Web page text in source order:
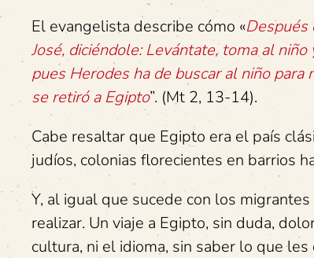
El evangelista describe cómo «Después
José, diciéndole: Levántate, toma al
pues Herodes ha de buscar al niño para
se retiró a Egipto”. (Mt 2, 13-14).
Cabe resaltar que Egipto era el país
judíos, colonias florecientes en barrios
Y, al igual que sucede con los
realizar. Un viaje a Egipto, sin duda,
cultura, ni el idioma, sin saber lo que